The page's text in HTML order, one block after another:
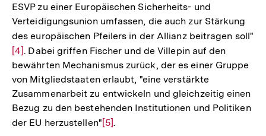
ESVP zu einer Europäischen Sicherheits- und
Verteidigungsunion umfassen, die auch zur Stärkung
des europäischen Pfeilers in der Allianz beitragen soll"
[4]. Dabei griffen Fischer und de Villepin auf den
bewährten Mechanismus zurück, der es einer Gruppe
von Mitgliedstaaten erlaubt, "eine verstärkte
Zusammenarbeit zu entwickeln und gleichzeitig einen
Bezug zu den bestehenden Institutionen und Politiken
der EU herzustellen"Zur
[5].